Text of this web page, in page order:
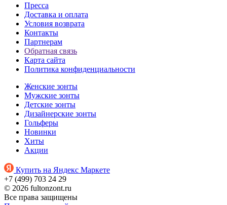
Пресса
Доставка и оплата
Условия возврата
Контакты
Партнерам
Обратная связь
Карта сайта
Политика конфиденциальности
Женские зонты
Мужские зонты
Детские зонты
Дизайнерские зонты
Гольферы
Новинки
Хиты
Акции
Купить на Яндекс Маркете
+7 (499) 703 24 29
© 2026 fultonzont.ru
Все права защищены